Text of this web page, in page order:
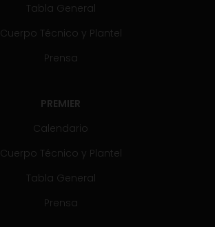
Tabla General
Cuerpo Técnico y Plantel
Prensa
PREMIER
Calendario
Cuerpo Técnico y Plantel
Tabla General
Prensa